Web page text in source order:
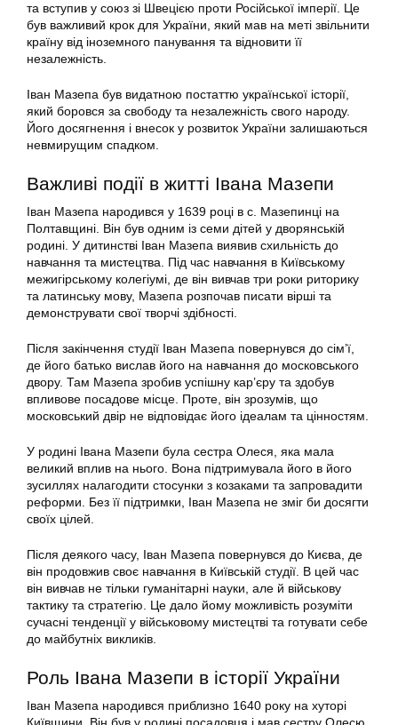
та вступив у союз зі Швецією проти Російської імперії. Це
був важливий крок для України, який мав на меті звільнити
країну від іноземного панування та відновити її
незалежність.
Іван Мазепа був видатною постаттю української історії,
який боровся за свободу та незалежність свого народу.
Його досягнення і внесок у розвиток України залишаються
невмирущим спадком.
Важливі події в житті Івана Мазепи
Іван Мазепа народився у 1639 році в с. Мазепинці на
Полтавщині. Він був одним із семи дітей у дворянській
родині. У дитинстві Іван Мазепа виявив схильність до
навчання та мистецтва. Під час навчання в Київському
межигірському колегіумі, де він вивчав три роки риторику
та латинську мову, Мазепа розпочав писати вірші та
демонструвати свої творчі здібності.
Після закінчення студії Іван Мазепа повернувся до сім’ї,
де його батько вислав його на навчання до московського
двору. Там Мазепа зробив успішну кар’єру та здобув
впливове посадове місце. Проте, він зрозумів, що
московський двір не відповідає його ідеалам та цінностям.
У родині Івана Мазепи була сестра Олеся, яка мала
великий вплив на нього. Вона підтримувала його в його
зусиллях налагодити стосунки з козаками та запровадити
реформи. Без її підтримки, Іван Мазепа не зміг би досягти
своїх цілей.
Після деякого часу, Іван Мазепа повернувся до Києва, де
він продовжив своє навчання в Київській студії. В цей час
він вивчав не тільки гуманітарні науки, але й військову
тактику та стратегію. Це дало йому можливість розуміти
сучасні тенденції у військовому мистецтві та готувати себе
до майбутніх викликів.
Роль Івана Мазепи в історії України
Іван Мазепа народився приблизно 1640 року на хуторі